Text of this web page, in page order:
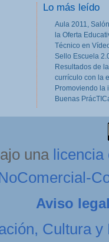
Lo más leído
Aula 2011,
la Oferta
Técnico en
Sello Escuela
Resultados de
currículo con la
Promoviendo la
Buenas
una licencia
Aviso
Cultura y